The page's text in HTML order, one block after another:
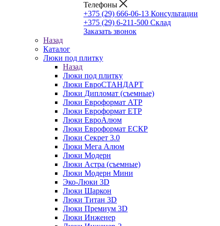
Телефоны
+375 (29) 666-06-13 Консультации
+375 (29) 6-211-500 Склад
Заказать звонок
Назад
Каталог
Люки под плитку
Назад
Люки под плитку
Люки ЕвроСТАНДАРТ
Люки Дипломат (съемные)
Люки Евроформат АТР
Люки Евроформат ЕТР
Люки ЕвроАлюм
Люки Евроформат ЕСКР
Люки Секрет 3.0
Люки Мега Алюм
Люки Модерн
Люки Астра (съемные)
Люки Модерн Мини
Эко-Люки 3D
Люки Шаркон
Люки Титан 3D
Люки Премиум 3D
Люки Инженер